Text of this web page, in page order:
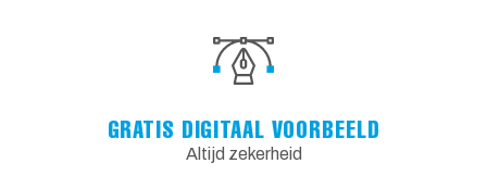
GRATIS DIGITAAL VOORBEELD
Altijd zekerheid